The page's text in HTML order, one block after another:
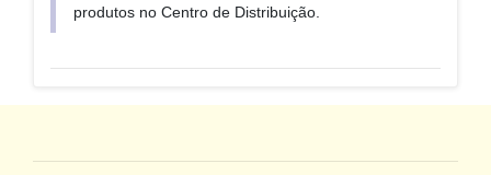
produtos no Centro de Distribuição.